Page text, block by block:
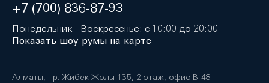
+7 (700) 836-87-93
Понедельник - Воскресенье: с 10:00 до 20:00
Показать шоу-румы на карте
Алматы, пр. Жибек Жолы 135, 2 этаж, офис B-48